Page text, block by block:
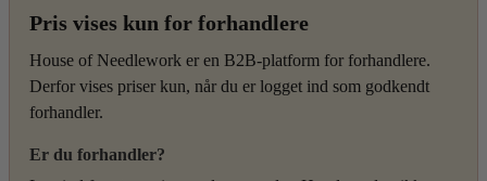
Pris vises kun for forhandlere
House of Needlework er en B2B-platform for forhandlere.
Derfor vises priser kun, når du er logget ind som godkendt
forhandler.
Er du forhandler?